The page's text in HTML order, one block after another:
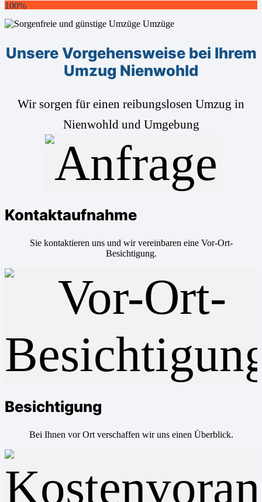
100%
Unsere Vorgehensweise bei Ihrem
Umzug Nienwohld
Wir sorgen für einen reibungslosen Umzug in
Nienwohld und Umgebung
Kontaktaufnahme
Sie kontaktieren uns und wir vereinbaren eine Vor-Ort-
Besichtigung.
Besichtigung
Bei Ihnen vor Ort verschaffen wir uns einen Überblick.